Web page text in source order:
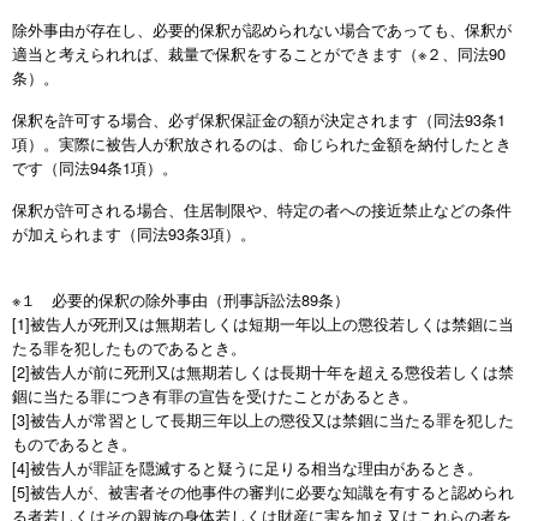
除外事由が存在し、必要的保釈が認められない場合であっても、保釈が
適当と考えられれば、裁量で保釈をすることができます（※２、同法90
条）。
保釈を許可する場合、必ず保釈保証金の額が決定されます（同法93条1
項）。実際に被告人が釈放されるのは、命じられた金額を納付したとき
です（同法94条1項）。
保釈が許可される場合、住居制限や、特定の者への接近禁止などの条件
が加えられます（同法93条3項）。
※１ 必要的保釈の除外事由（刑事訴訟法89条）
[1]被告人が死刑又は無期若しくは短期一年以上の懲役若しくは禁錮に当
たる罪を犯したものであるとき。
[2]被告人が前に死刑又は無期若しくは長期十年を超える懲役若しくは禁
錮に当たる罪につき有罪の宣告を受けたことがあるとき。
[3]被告人が常習として長期三年以上の懲役又は禁錮に当たる罪を犯した
ものであるとき。
[4]被告人が罪証を隠滅すると疑うに足りる相当な理由があるとき。
[5]被告人が、被害者その他事件の審判に必要な知識を有すると認められ
る者若しくはその親族の身体若しくは財産に害を加え又はこれらの者を